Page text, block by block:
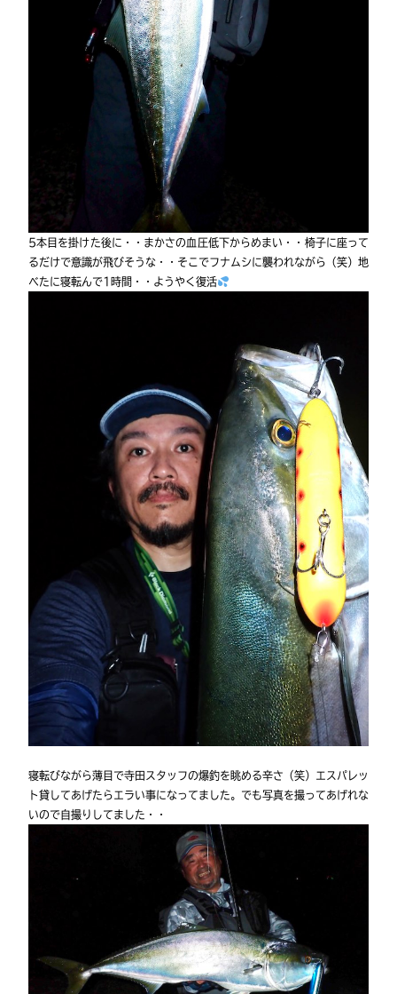
5本目を掛けた後に・・まかさの血圧低下からめまい・・椅子に座って
るだけで意識が飛びそうな・・そこでフナムシに襲われながら（笑）地
べたに寝転んで1時間・・ようやく復活
寝転びながら薄目で寺田スタッフの爆釣を眺める辛さ（笑）エスパレッ
ト貸してあげたらエラい事になってました。でも写真を撮ってあげれな
いので自撮りしてました・・